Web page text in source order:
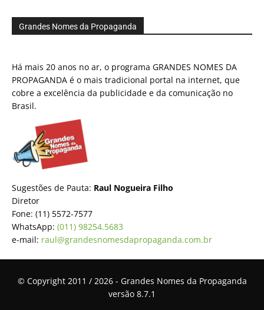
Grandes Nomes da Propaganda
Há mais 20 anos no ar, o programa GRANDES NOMES DA
PROPAGANDA é o mais tradicional portal na internet, que
cobre a excelência da publicidade e da comunicação no
Brasil.
Sugestões de Pauta: Raul Nogueira Filho
Diretor
Fone: (11) 5572-7577
WhatsApp: (011) 98254.5683
e-mail: raul@grandesnomesdapropaganda.com.br
© Copyright 2011 / 2026 - Grandes Nomes da Propaganda
versão 8.7.1